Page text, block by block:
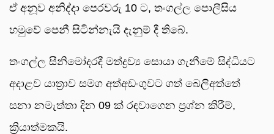
ඒ අනූව අනිද්දා පෙරවරු 10 ට, තංගල්ල පොලීසිය
හමුවේ පෙනී සිටින්නැයි දැනුම් දී තිබේ.
තංගල්ල සීනිමෝදරදී මත්ද්‍රව්‍ය සොයා ගැනීමේ සිද්ධියට
අදාළව යාත්‍රාව සමග අත්අඩංගුවට ගත් බෙලිඅත්තේ
සනා නමැත්තා දින 09 ක් රඳවාගෙන ප්‍රශ්න කිරීම්,
ක්‍රියාත්මකයි.